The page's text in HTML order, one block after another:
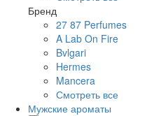
Бренд
27 87 Perfumes
A Lab On Fire
Bvlgari
Hermes
Mancera
Смотреть все
Мужские ароматы